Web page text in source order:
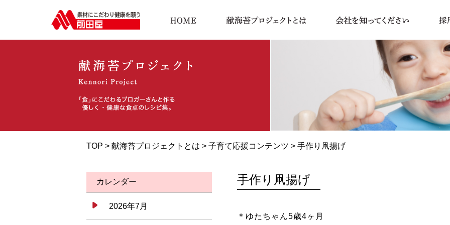
TOP > 献海苔プロジェクトとは > 子育て応援コンテンツ > 手作り凧揚げ
カレンダー
2026年7月
手作り凧揚げ
＊ゆたちゃん5歳4ヶ月